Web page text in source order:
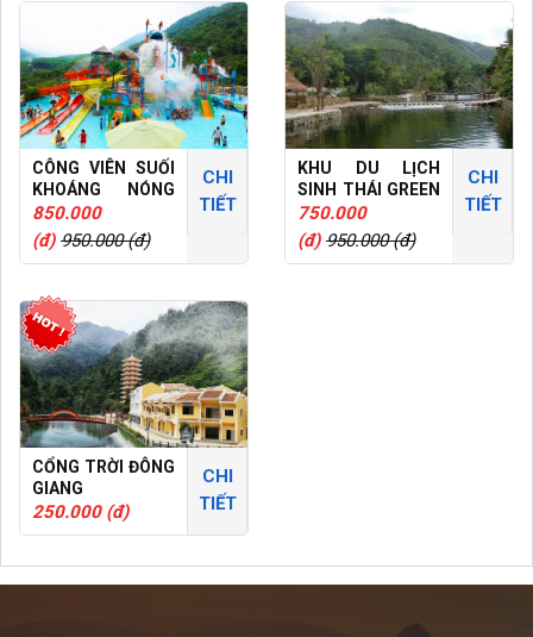
CÔNG VIÊN SUỐI
KHOÁNG NÓNG
NÚI THẦN TÀI
850.000
(đ) 950.000 (đ)
CHI
TIẾT
KHU DU LỊCH
SINH THÁI GREEN
WORLD
750.000
(đ) 950.000 (đ)
CHI
TIẾT
CỔNG TRỜI ĐÔNG
GIANG
250.000 (đ)
CHI
TIẾT